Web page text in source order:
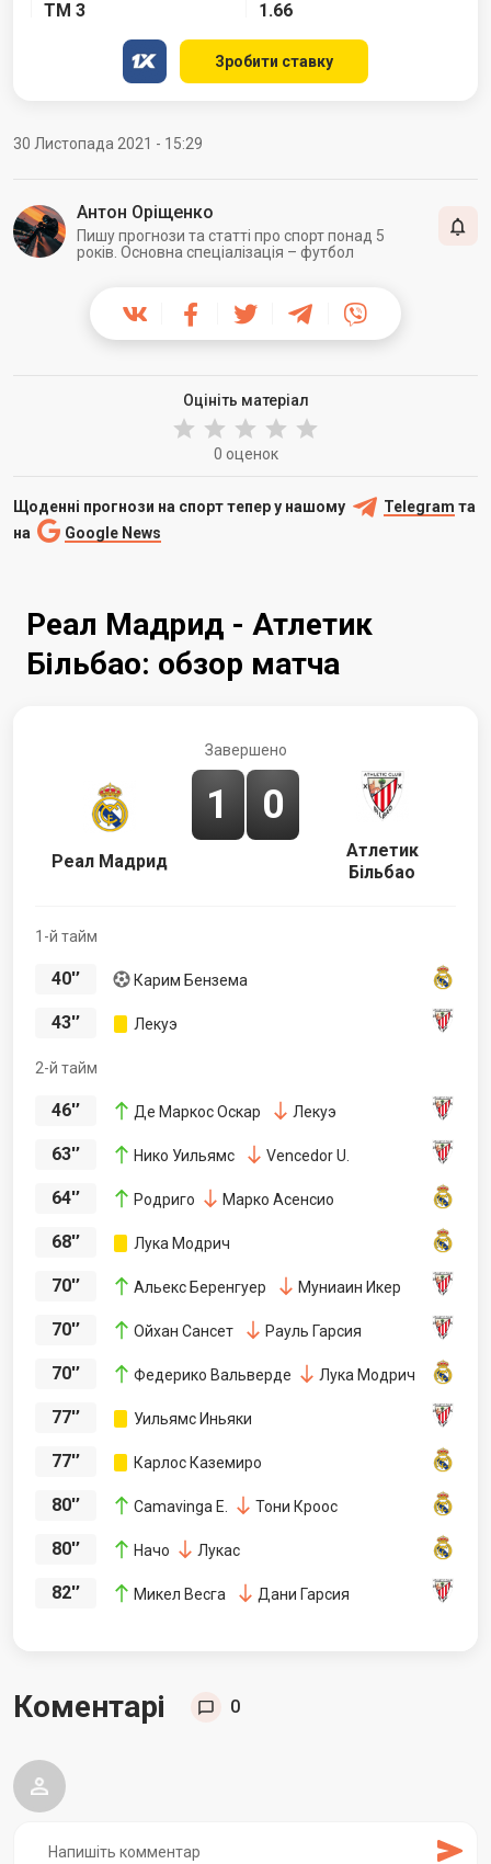
ТМ 3 1.66
Зробити ставку
30 Листопада 2021 - 15:29
Антон Оріщенко
Пишу прогнози та статті про спорт понад 5
років. Основна спеціалізація – футбол
Оцініть матеріал
0 оценок
Щоденні прогнози на спорт тепер у нашому Telegram та
на
Google News
Реал Мадрид - Атлетик
Більбао: обзор матча
Реал Мадрид
Завершено
1 0
Атлетик
Більбао
1-й тайм
40'’ Карим Бензема
43'’ Лекуэ
2-й тайм
46'’ Де Маркос Оскар Лекуэ
63'’ Нико Уильямс Vencedor U.
64'’ Родриго Марко Асенсио
68'’ Лука Модрич
70'’ Альекс Беренгуер Муниаин Икер
70'’ Ойхан Сансет Рауль Гарсия
70'’ Федерико Вальверде Лука Модрич
77'’ Уильямс Иньяки
77'’ Карлос Каземиро
80'’ Camavinga E. Тони Кроос
80'’ Начо Лукас
82'’ Микел Весга Дани Гарсия
Коментарі 0